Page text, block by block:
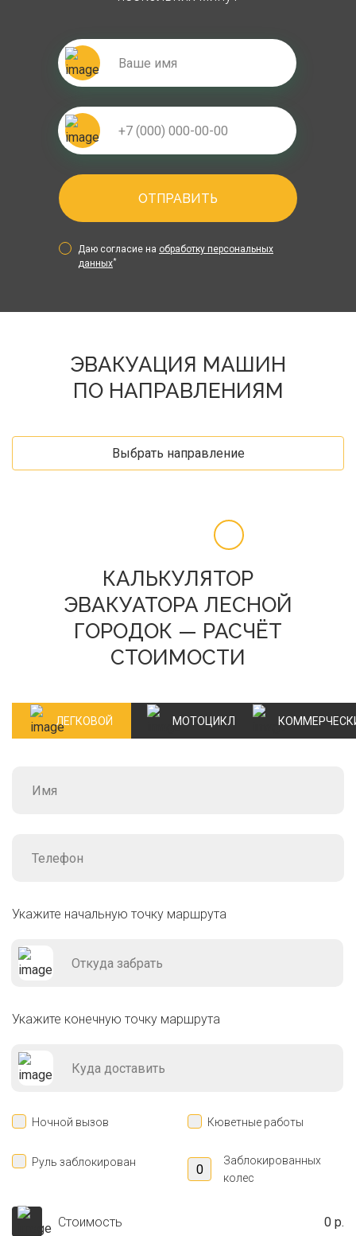
ОТПРАВИТЬ
Даю согласие на обработку персональных
данных*
ЭВАКУАЦИЯ МАШИН
ПО НАПРАВЛЕНИЯМ
Выбрать направление
КАЛЬКУЛЯТОР
ЭВАКУАТОРА ЛЕСНОЙ
ГОРОДОК — РАСЧЁТ
СТОИМОСТИ
ЛЕГКОВОЙ МОТОЦИКЛ
Укажите начальную точку маршрута
Укажите конечную точку маршрута
Ночной вызов Кюветные работы
Руль заблокирован
Заблокированных
колес
Стоимость 0 р.